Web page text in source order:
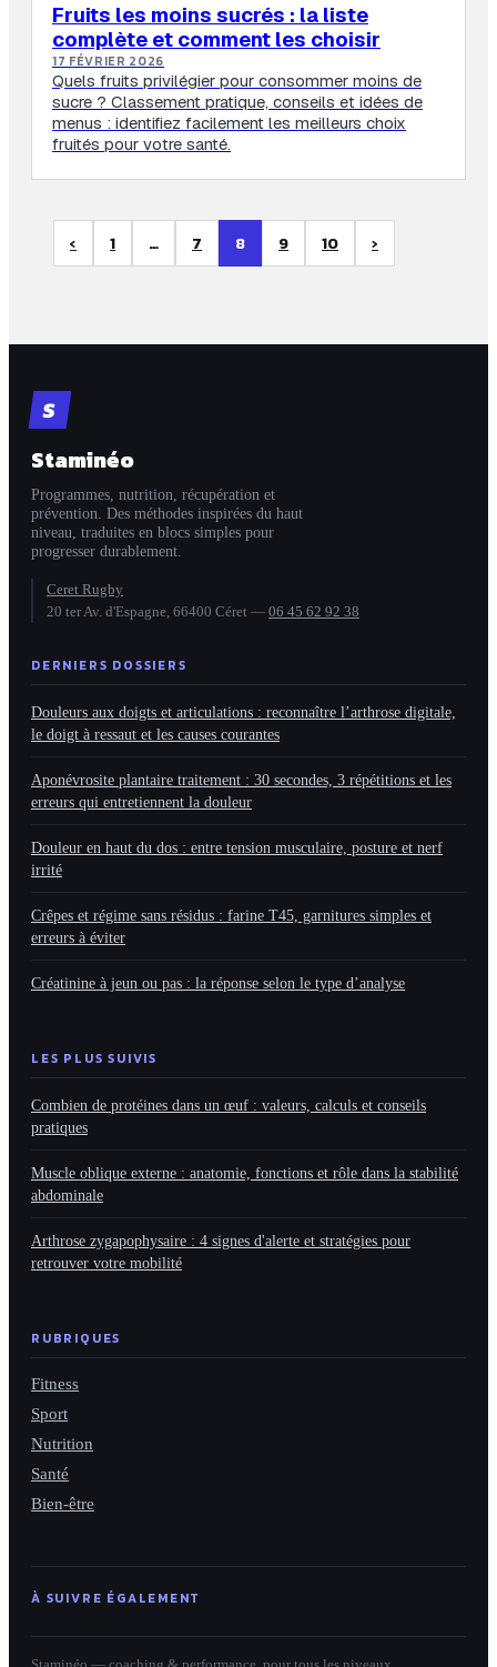
Fruits les moins sucrés : la liste
complète et comment les choisir
17 FÉVRIER 2026
Quels fruits privilégier pour consommer moins de
sucre ? Classement pratique, conseils et idées de
menus : identifiez facilement les meilleurs choix
fruités pour votre santé.
‹ 1 … 7 8 9 10 ›
S
Staminéo
Programmes, nutrition, récupération et
prévention. Des méthodes inspirées du haut
niveau, traduites en blocs simples pour
progresser durablement.
Ceret Rugby
20 ter Av. d'Espagne, 66400 Céret — 06 45 62 92 38
DERNIERS DOSSIERS
Douleurs aux doigts et articulations : reconnaître l’arthrose digitale,
le doigt à ressaut et les causes courantes
Aponévrosite plantaire traitement : 30 secondes, 3 répétitions et les
erreurs qui entretiennent la douleur
Douleur en haut du dos : entre tension musculaire, posture et nerf
irrité
Crêpes et régime sans résidus : farine T45, garnitures simples et
erreurs à éviter
Créatinine à jeun ou pas : la réponse selon le type d’analyse
LES PLUS SUIVIS
Combien de protéines dans un œuf : valeurs, calculs et conseils
pratiques
Muscle oblique externe : anatomie, fonctions et rôle dans la stabilité
abdominale
Arthrose zygapophysaire : 4 signes d'alerte et stratégies pour
retrouver votre mobilité
RUBRIQUES
Fitness
Sport
Nutrition
Santé
Bien-être
À SUIVRE ÉGALEMENT